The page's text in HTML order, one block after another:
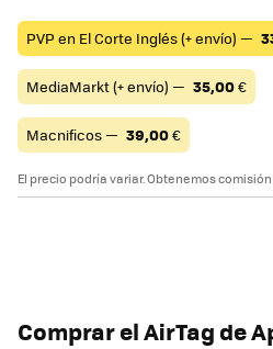
PVP en El Corte Inglés (+ envío) —
MediaMarkt (+ envío) — 35,00€
Macnificos — 39,00€
El precio podría variar. Obtenemos
Comprar el AirTag de